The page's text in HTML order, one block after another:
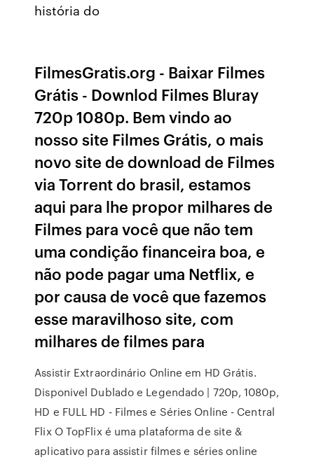
história do
FilmesGratis.org - Baixar Filmes
Grátis - Downlod Filmes Bluray
720p 1080p. Bem vindo ao
nosso site Filmes Grátis, o mais
novo site de download de Filmes
via Torrent do brasil, estamos
aqui para lhe propor milhares de
Filmes para você que não tem
uma condição financeira boa, e
não pode pagar uma Netflix, e
por causa de você que fazemos
esse maravilhoso site, com
milhares de filmes para
Assistir Extraordinário Online em HD Grátis.
Disponivel Dublado e Legendado | 720p, 1080p,
HD e FULL HD - Filmes e Séries Online - Central
Flix O TopFlix é uma plataforma de site &
aplicativo para assistir filmes e séries online